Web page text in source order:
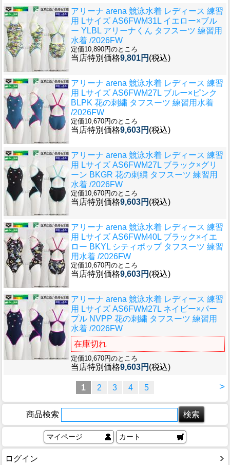
アリーナ arena 競泳水着 レディース 練習
用 Lサイズ AS6FWM31L イエロー×ブル
ー YLBL アリーナくん タフスーツ 練習用
水着 /2026FW
定価10,890円のところ
当店特別価格9,801円 (税込)
アリーナ arena 競泳水着 レディース 練習
用 Lサイズ AS6FWM27L ブルー×ピンク
BLPK 花の刺繍 タフスーツ 練習用水着
/2026FW
定価10,670円のところ
当店特別価格9,603円 (税込)
アリーナ arena 競泳水着 レディース 練習
用 Lサイズ AS6FWM27L ブラック×グリ
ーン BKGR 花の刺繍 タフスーツ 練習用
水着 /2026FW
定価10,670円のところ
当店特別価格9,603円 (税込)
アリーナ arena 競泳水着 レディース 練習
用 Lサイズ AS6FWM40L ブラック×イエ
ロー BKYL シティポップ タフスーツ 練習
用水着 /2026FW
定価10,670円のところ
当店特別価格9,603円 (税込)
アリーナ arena 競泳水着 レディース 練習
用 Lサイズ AS6FWM27L ネイビー×パー
プル NVPP 花の刺繍 タフスーツ 練習用
水着 /2026FW
在庫切れ
定価10,670円のところ
当店特別価格9,603円 (税込)
>
1 2 3 4 5
商品検索
マイページ カート
ログイン